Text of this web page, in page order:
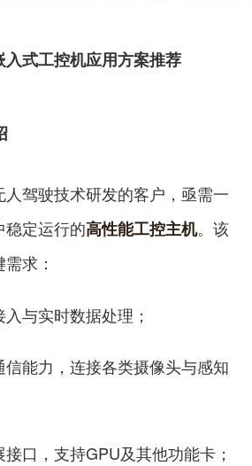
式工控机应用方案推荐
驾驶技术研发的客户，亟需一
稳定运行的高性能工控主机。该
求：
与实时数据处理；
能力，连接各类摄像头与感知
，支持GPU及其他功能卡；